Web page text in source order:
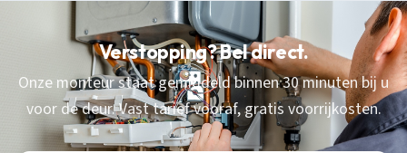
Verstopping? Bel direct.
Onze monteur staat gemiddeld binnen 30 minuten bij u
voor de deur. Vast tarief vooraf, gratis voorrijkosten.